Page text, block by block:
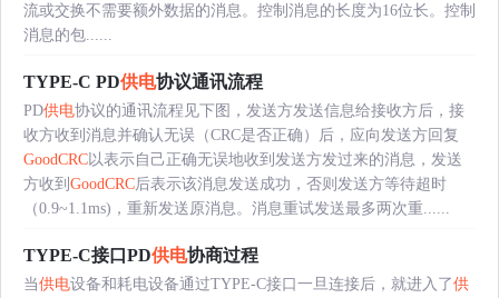
流或交换不需要额外数据的消息。控制消息的长度为16位长。控制
消息的包......
TYPE-C PD供电协议通讯流程
PD供电协议的通讯流程见下图，发送方发送信息给接收方后，接
收方收到消息并确认无误（CRC是否正确）后，应向发送方回复
GoodCRC 以表示自己正确无误地收到发送方发过来的消息，发送
方收到 GoodCRC后表示该消息发送成功，否则发送方等待超时
（0.9~1.1ms)，重新发送原消息。消息重试发送最多两次重......
TYPE-C接口PD供电协商过程
当供电设备和耗电设备通过TYPE-C接口一旦连接后，就进入了供